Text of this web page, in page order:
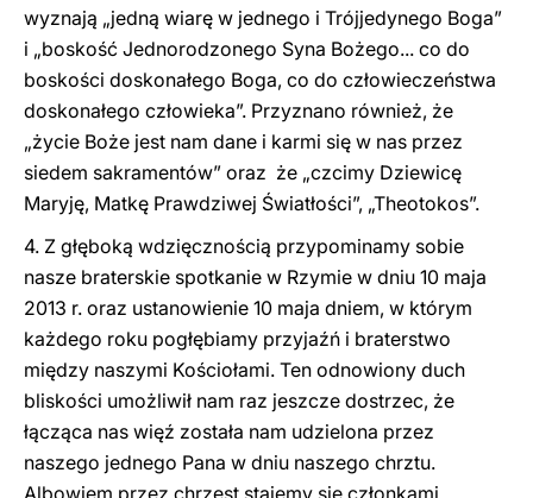
wyznają „jedną wiarę w jednego i Trójjedynego Boga”
i „boskość Jednorodzonego Syna Bożego... co do
boskości doskonałego Boga, co do człowieczeństwa
doskonałego człowieka”. Przyznano również, że
„życie Boże jest nam dane i karmi się w nas przez
siedem sakramentów” oraz że „czcimy Dziewicę
Maryję, Matkę Prawdziwej Światłości”, „Theotokos”.
4. Z głęboką wdzięcznością przypominamy sobie
nasze braterskie spotkanie w Rzymie w dniu 10 maja
2013 r. oraz ustanowienie 10 maja dniem, w którym
każdego roku pogłębiamy przyjaźń i braterstwo
między naszymi Kościołami. Ten odnowiony duch
bliskości umożliwił nam raz jeszcze dostrzec, że
łącząca nas więź została nam udzielona przez
naszego jednego Pana w dniu naszego chrztu.
Albowiem przez chrzest stajemy się członkami